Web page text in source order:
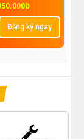
Đăng ký ngay